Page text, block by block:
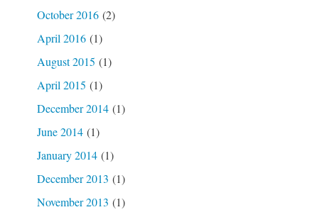
October 2016(2)
April 2016(1)
August 2015 (1)
April 2015 (1)
December 2014(1)
June 2014(1)
January 2014(1)
December 2013 (1)
November 2013 (1)